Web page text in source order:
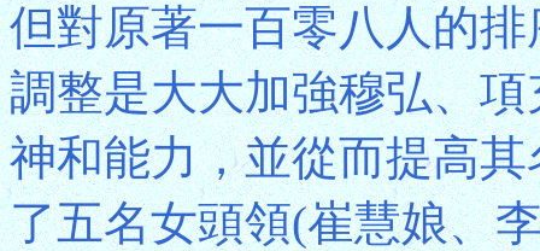
但對原著一百零八人的
調整是大大加強穆弘、
神和能力，並從而提高
了五名女頭領(崔慧娘、